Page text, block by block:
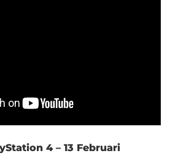
4 – 13 Februari